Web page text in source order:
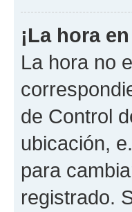
¡La hora
La hora no
de Control
ubicación,
para
registrado.